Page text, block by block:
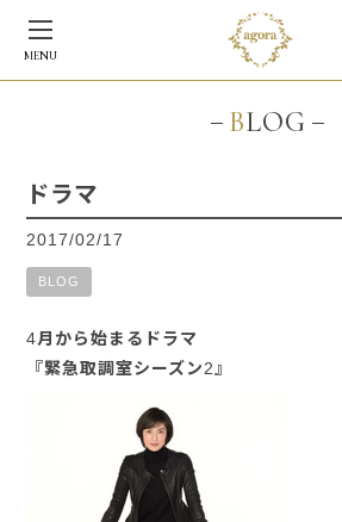
MENU
BLOG
ドラマ
2017/02/17
BLOG
4月から始まるドラマ
『緊急取調室シーズン2』